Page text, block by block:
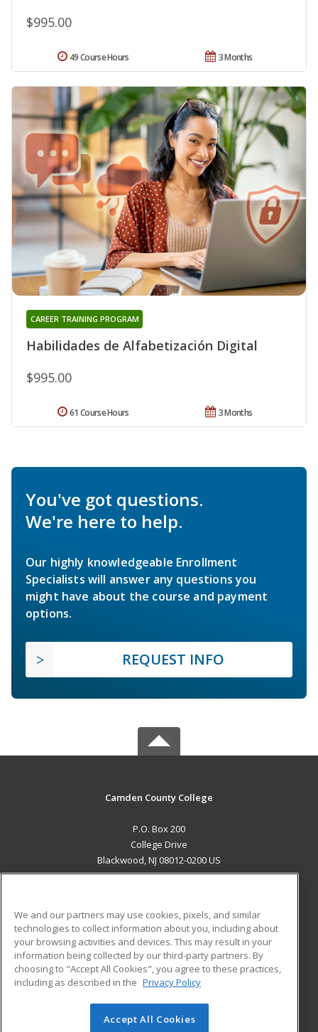
$995.00
3 Months
49 Course Hours
Habilidades de Alfabetización Digital
CAREER TRAINING PROGRAM
$995.00
3 Months
61 Course Hours
You've got questions.
We're here to help.
Our highly knowledgeable Enrollment
Specialists will answer any questions you
might have about the course and payment
options.
REQUEST INFO
Camden County College
P.O. Box 200
College Drive
Blackwood, NJ 08012-0200 US
ADDITIONAL RESOURCES
Military
Financial Assistance
Help
Student Blog
© 2026 ed2go, a division of Cengage Learning. All rights
We and our partners may use cookies, pixels, and similar
technologies to collect information about you, including about
your browsing activities and devices. This may result in your
information being collected by our third-party partners. By
choosing to "Accept All Cookies", you agree to these practices,
including as described in the Privacy Policy
Accept All Cookies